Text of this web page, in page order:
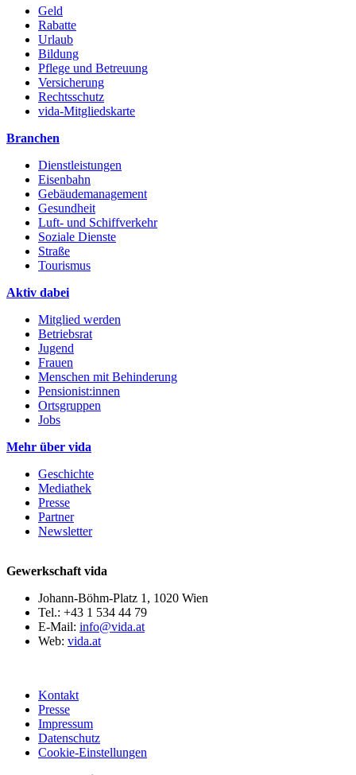
Geld
Rabatte
Urlaub
Bildung
Pflege und Betreuung
Versicherung
Rechtsschutz
vida-Mitgliedskarte
Branchen
Dienstleistungen
Eisenbahn
Gebäudemanagement
Gesundheit
Luft- und Schiffverkehr
Soziale Dienste
Straße
Tourismus
Aktiv dabei
Mitglied werden
Betriebsrat
Jugend
Frauen
Menschen mit Behinderung
Pensionist:innen
Ortsgruppen
Jobs
Mehr über vida
Geschichte
Mediathek
Presse
Partner
Newsletter
Gewerkschaft vida
Johann-Böhm-Platz 1, 1020 Wien
Tel.: +43 1 534 44 79
E-Mail: info@vida.at
Web: vida.at
Kontakt
Presse
Impressum
Datenschutz
Cookie-Einstellungen